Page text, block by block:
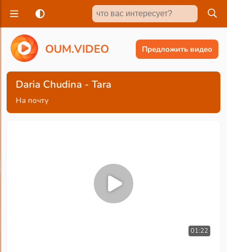
OUM.VIDEO Предложить видео
Daria Chudina - Tara
На почту
01:22